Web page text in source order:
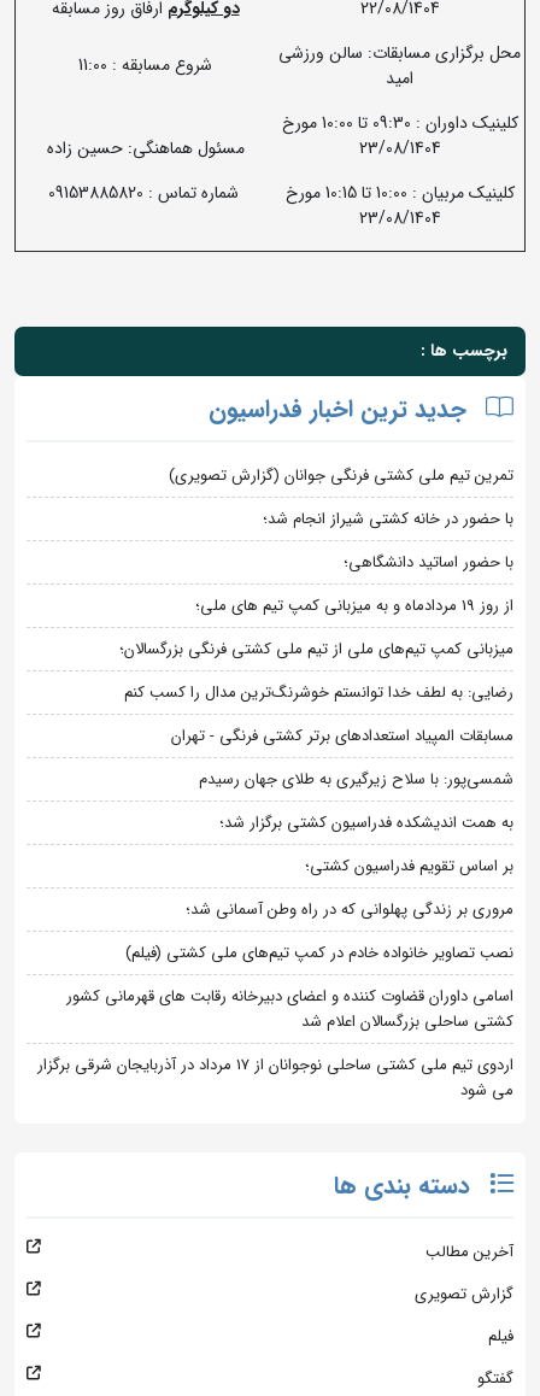
22/08/1404 دو کیلوگرم ارفاق روز مسابقه
محل برگزاری مسابقات: سالن ورزشی
امید
شروع مسابقه : 11:00
کلینیک داوران : 09:30 تا 10:00 مورخ
23/08/1404
کلینیک مربیان : 10:00 تا 10:15 مورخ
23/08/1404
مسئول هماهنگی: حسین زاده
شماره تماس : 09153885820
برچسب ها :
جدید ترین اخبار فدراسیون
تمرین تیم ملی کشتی فرنگی جوانان (گزارش تصویری)
با حضور در خانه کشتی شیراز انجام شد؛
با حضور اساتید دانشگاهی؛
از روز 19 مردادماه و به میزبانی کمپ تیم های ملی؛
میزبانی کمپ تیم‌های ملی از تیم ملی کشتی فرنگی بزرگسالان؛
رضایی: به لطف خدا توانستم خوشرنگ‌ترین مدال را کسب کنم
مسابقات المپیاد استعدادهای برتر کشتی فرنگی - تهران
شمسی‌پور: با سلاح زیرگیری به طلای جهان رسیدم
به همت اندیشکده فدراسیون کشتی برگزار شد؛
بر اساس تقویم فدراسیون کشتی؛
مروری بر زندگی پهلوانی که در راه وطن آسمانی شد؛
نصب تصاویر خانواده خادم در کمپ تیم‌های ملی کشتی (فیلم)
اسامی داوران قضاوت کننده و اعضای دبیرخانه رقابت های قهرمانی کشور
کشتی ساحلی بزرگسالان اعلام شد
اردوی تیم ملی کشتی ساحلی نوجوانان از 17 مرداد در آذربایجان شرقی برگزار
می شود
دسته بندی ها
آخرین مطالب
گزارش تصویری
فیلم
گفتگو